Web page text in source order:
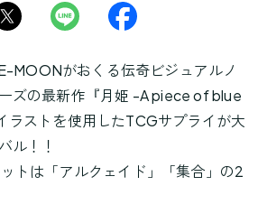
MOONがおくる伝奇ビジュアルノ
ズの最新作『月姫 -A piece of blue
ストを使用したTCGサプライが大
ル！！
トは「アルクェイド」「集合」の2